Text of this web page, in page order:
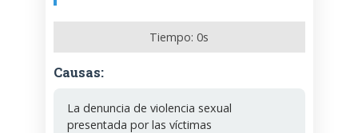
Tiempo: 0s
Causas:
La denuncia de violencia sexual
presentada por las víctimas